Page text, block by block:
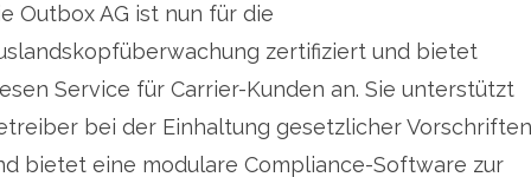
Outbox AG ist nun für die
zertifiziert und bietet
Service für Carrier-Kunden an. Sie unterstützt
bei der Einhaltung gesetzlicher Vorschriften
bietet eine modulare Compliance-Software zur